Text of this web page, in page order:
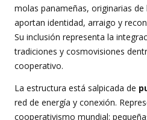
molas panameñas, originarias
aportan identidad, arraigo y
Su inclusión representa la
tradiciones y cosmovisiones
cooperativo.
La estructura está salpicada de
red de energía y conexión.
cooperativismo mundial: